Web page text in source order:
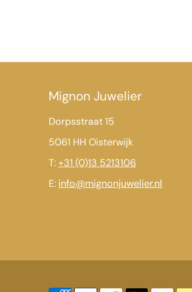
Mignon Juwelier
Dorpsstraat 15
5061 HH Oisterwijk
T:+31 (0)13 5213106
E: info@mignonjuwelier.nl